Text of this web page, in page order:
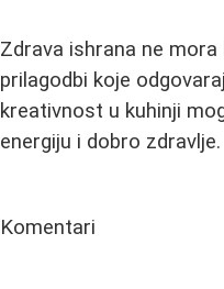
Zdrava ishrana ne
prilagodbi koje
kreativnost u kuhinji
energiju i dobro zdravlje.
Komentari